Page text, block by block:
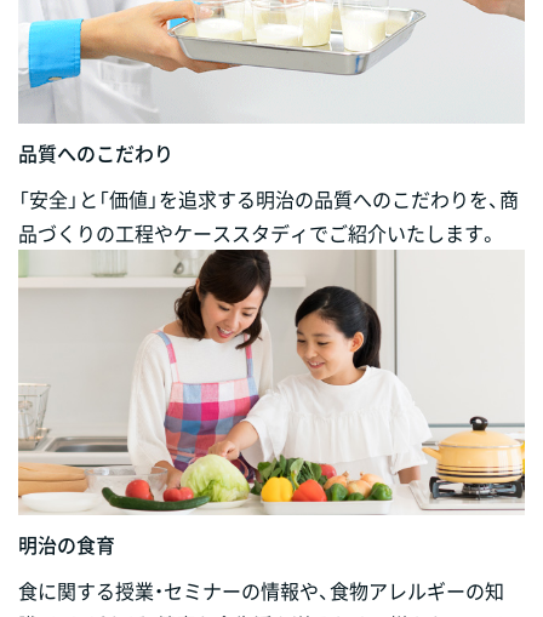
品質へのこだわり
「安全」と「価値」を追求する明治の品質へのこだわりを、商
品づくりの工程やケーススタディでご紹介いたします。
明治の食育
食に関する授業・セミナーの情報や、食物アレルギーの知